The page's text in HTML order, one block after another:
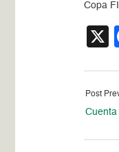
Copa
Post
Cuenta